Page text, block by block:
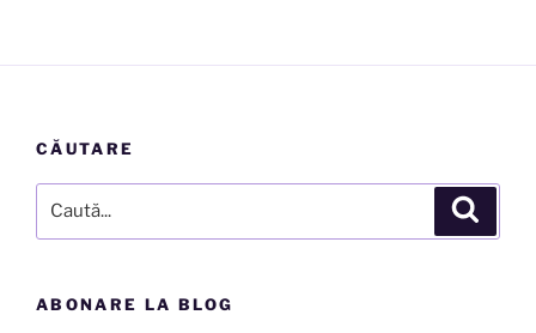
CĂUTARE
după:
ABONARE LA BLOG